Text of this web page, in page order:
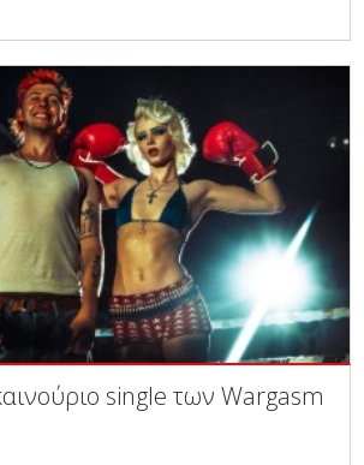
single των Wargasm